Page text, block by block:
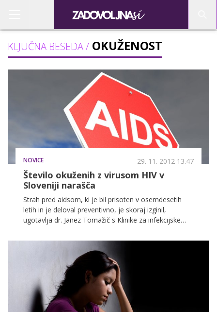
KLJUČNA BESEDA / OKUŽENOST
NOVICE 29. 11. 2012 13.47
Število okuženih z virusom HIV v
Sloveniji narašča
Strah pred aidsom, ki je bil prisoten v osemdesetih
letih in je deloval preventivno, je skoraj izginil,
ugotavlja dr. Janez Tomažič s Klinike za infekcijske
informaciji, da število okuženih s HIV v Sloveniji
narašča. Samo letos so odkrili 41 novih okužb.